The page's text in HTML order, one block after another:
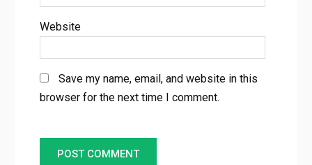
Website
Save my name, email, and website in this
browser for the next time I comment.